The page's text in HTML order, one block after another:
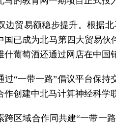
边贸易额稳步提升。根据
国已成为北马第四大贸易
什葡萄酒还通过网店在中国
过“一带一路”倡议平台保
作创建中北马计算神经科学
跨区域合作同共建“一带一